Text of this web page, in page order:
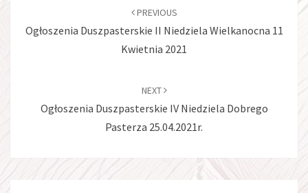
PREVIOUS
Ogłoszenia Duszpasterskie II Niedziela Wielkanocna 11
Kwietnia 2021
NEXT
Ogłoszenia Duszpasterskie IV Niedziela Dobrego
Pasterza 25.04.2021r.